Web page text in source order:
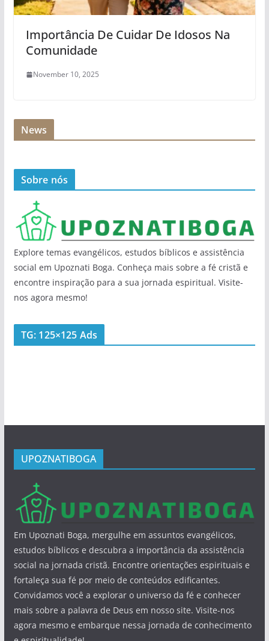
Importância De Cuidar De Idosos Na
Comunidade
November 10, 2025
News
Sobre nós
Explore temas evangélicos, estudos bíblicos e assistência
social em Upoznati Boga. Conheça mais sobre a fé cristã e
encontre inspiração para a sua jornada espiritual. Visite-
nos agora mesmo!
TG: 125×125 Ads
UPOZNATIBOGA
Em Upoznati Boga, mergulhe em assuntos evangélicos,
estudos bíblicos e descubra a importância da assistência
social na jornada cristã. Encontre orientações espirituais e
fortaleça sua fé por meio de conteúdos edificantes.
Convidamos você a explorar o universo da fé e conhecer
mais sobre a palavra de Deus em nosso site. Visite-nos
agora mesmo e embarque nessa jornada de conhecimento